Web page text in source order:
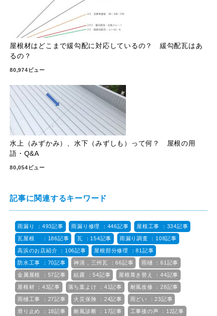
屋根材はどこまで緩勾配に対応しているの？ 緩勾配瓦はあ
るの？
80,974ビュー
水上（みずかみ）、水下（みずしも）って何？ 屋根の用
語・Q&A
80,054ビュー
記事に関連するキーワード
雨漏り ：493記事 雨漏り修理 ：446記事 屋根工事 ：334記事
瓦屋根 ：186記事 瓦 ：154記事 雨漏り調査 ：108記事
高浜のお店紹介 ：106記事 屋根部分修理 ：81記事
防水工事 ：70記事 神清，三州瓦 ：66記事 雨樋 ：61記事
金属屋根 ：57記事 結露 ：54記事 屋根葺き替え ：44記事
屋根材 ：43記事 落ち葉よけ ：41記事 耐風改修 ：28記事
雨樋工事 ：27記事 火災保険 ：24記事 雨どい ：23記事
滑り止め ：18記事 耐風診断 ：17記事 工事後の声 ：12記事